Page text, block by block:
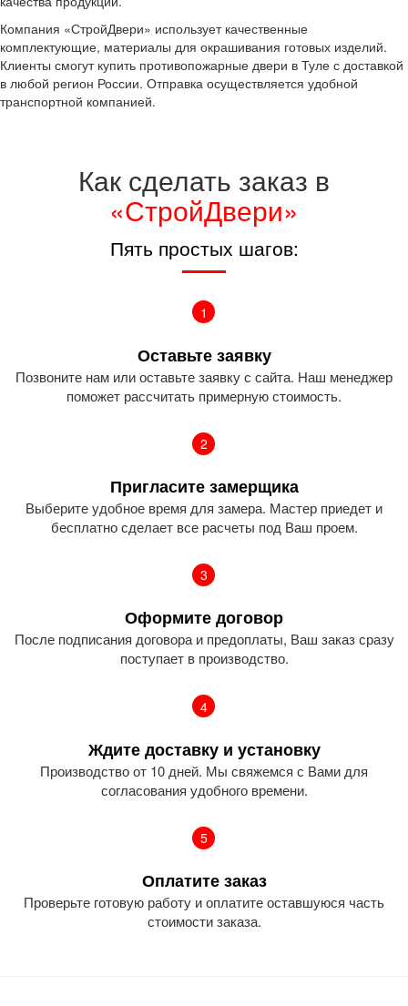
Компания «СтройДвери» использует качественные
комплектующие, материалы для окрашивания готовых изделий.
Клиенты смогут купить противопожарные двери в Туле с доставкой
в любой регион России. Отправка осуществляется удобной
транспортной компанией.
Как сделать заказ в
«СтройДвери»
Пять простых шагов:
1
Оставьте заявку
Позвоните нам или оставьте заявку с сайта. Наш менеджер
поможет рассчитать примерную стоимость.
2
Пригласите замерщика
Выберите удобное время для замера. Мастер приедет и
бесплатно сделает все расчеты под Ваш проем.
3
Оформите договор
После подписания договора и предоплаты, Ваш заказ сразу
поступает в производство.
4
Ждите доставку и установку
Производство от 10 дней. Мы свяжемся с Вами для
согласования удобного времени.
5
Оплатите заказ
Проверьте готовую работу и оплатите оставшуюся часть
стоимости заказа.